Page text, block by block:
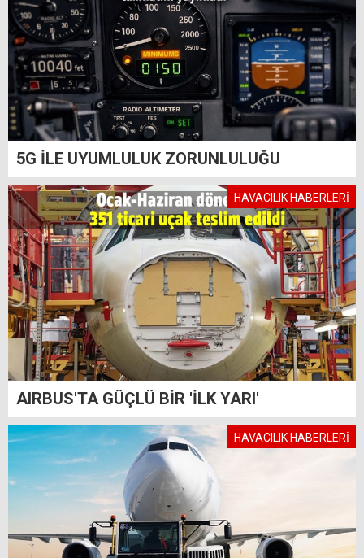
5G İLE UYUMLULUK ZORUNLULUĞU
HAVACILIK HABERLERİ
AIRBUS'TA GÜÇLÜ BİR 'İLK YARI'
HAVACILIK HABERLERİ